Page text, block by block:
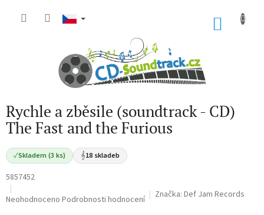
Rychle a zběsile (soundtrack - CD)
The Fast and the Furious
✓Skladem (3 ks) 𝄞18 skladeb
5857452
Průměrné
Neohodnoceno Podrobnosti hodnocení Značka: Def Jam Records